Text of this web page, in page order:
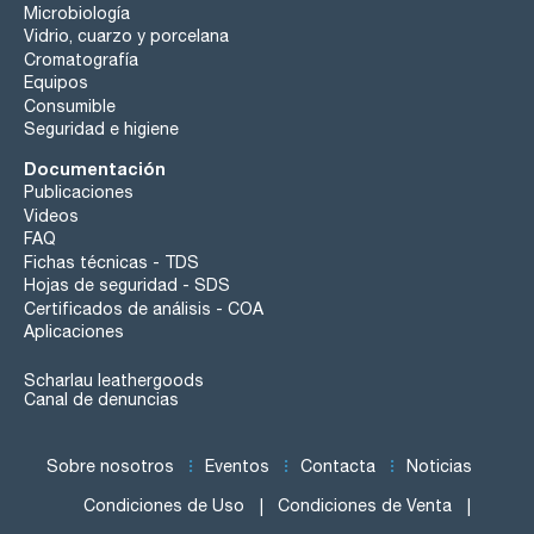
Microbiología
Vidrio, cuarzo y porcelana
Cromatografía
Equipos
Consumible
Seguridad e higiene
Documentación
Publicaciones
Videos
FAQ
Fichas técnicas - TDS
Hojas de seguridad - SDS
Certificados de análisis - COA
Aplicaciones
Scharlau leathergoods
Canal de denuncias
Sobre nosotros Eventos Contacta Noticias
Condiciones de Uso Condiciones de Venta